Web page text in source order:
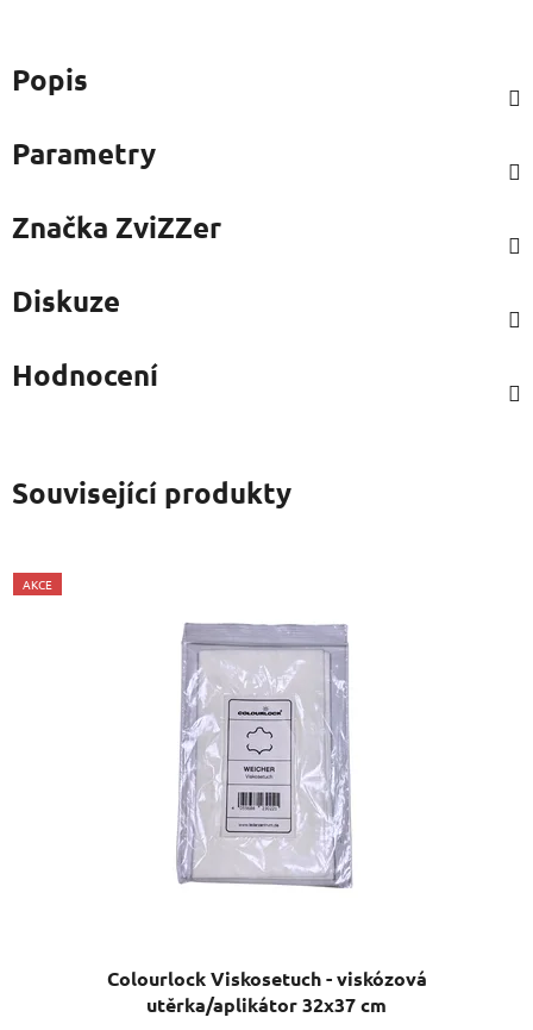
Popis
Parametry
Značka ZviZZer
Diskuze
Hodnocení
Související produkty
AKCE
Colourlock Viskosetuch - viskózová
utěrka/aplikátor 32x37 cm